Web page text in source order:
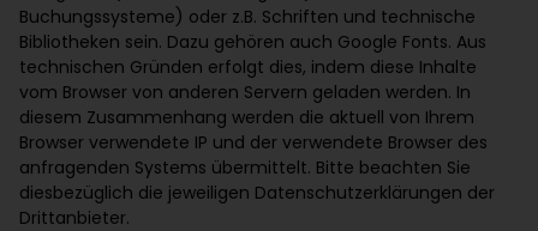
Buchungssysteme) oder z.B. Schriften und technische
Bibliotheken sein. Dazu gehören auch Google Fonts. Aus
technischen Gründen erfolgt dies, indem diese Inhalte
vom Browser von anderen Servern geladen werden. In
diesem Zusammenhang werden die aktuell von Ihrem
Browser verwendete IP und der verwendete Browser des
anfragenden Systems übermittelt. Bitte beachten Sie
diesbezüglich die jeweiligen Datenschutzerklärungen der
Drittanbieter.